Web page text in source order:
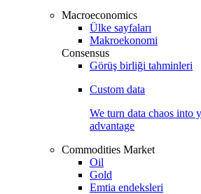
Macroeconomics
Ülke sayfaları
Makroekonomi
Consensus
Görüş birliği tahminleri
Custom data
We turn data chaos into
advantage
Commodities Market
Oil
Gold
Emtia endeksleri